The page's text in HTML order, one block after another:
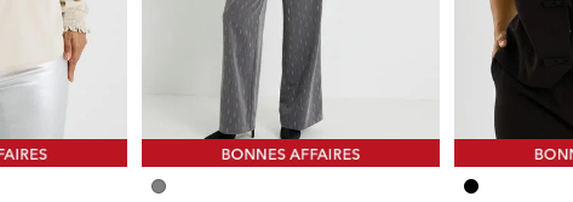
Image précédente
Image suivante Image
Image